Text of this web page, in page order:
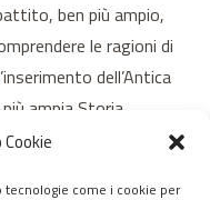
come i cookie per
ben più ampio,
le ragioni di
dell’Antica
ampia Storia